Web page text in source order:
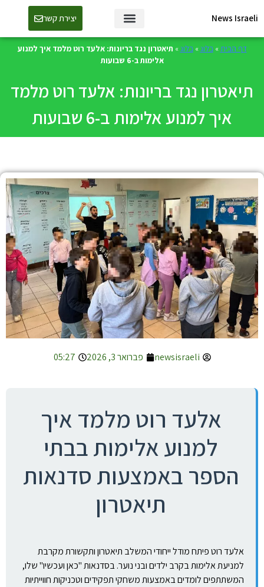
News Israeli יצירת קשר
דף הבית »בלוג »בלוג » תיאטרון נגד בריונות: אלעד רוט מלמד איך למנוע
אלימות ב-6 שבועות
תיאטרון נגד בריונות: אלעד רוט מלמד
איך למנוע אלימות ב-6 שבועות
newsisraeli פברואר 3, 2026 05:27
אלעד רוט מלמד איך
למנוע אלימות בבתי
הספר באמצעות סדנאות
תיאטרון
אלעד רוט פיתח מודל ייחודי המשלב תיאטרון ותקשורת מקרבת
למניעת אלימות בקרב ילדים ובני נוער. בסדנאות "כאן ועכשיו" שלו,
המשתתפים לומדים באמצעות משחקי תפקידים וטכניקות חווייתיות